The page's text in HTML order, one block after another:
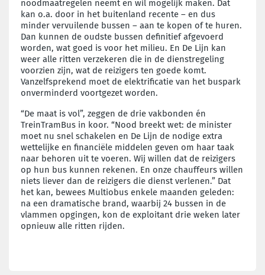
noodmaatregelen neemt en wil mogelijk maken. Dat
kan o.a. door in het buitenland recente – en dus
minder vervuilende bussen – aan te kopen of te huren.
Dan kunnen de oudste bussen definitief afgevoerd
worden, wat goed is voor het milieu. En De Lijn kan
weer alle ritten verzekeren die in de dienstregeling
voorzien zijn, wat de reizigers ten goede komt.
Vanzelfsprekend moet de elektrificatie van het buspark
onverminderd voortgezet worden.
“De maat is vol”, zeggen de drie vakbonden én
TreinTramBus in koor. “Nood breekt wet: de minister
moet nu snel schakelen en De Lijn de nodige extra
wettelijke en financiële middelen geven om haar taak
naar behoren uit te voeren. Wij willen dat de reizigers
op hun bus kunnen rekenen. En onze chauffeurs willen
niets liever dan de reizigers die dienst verlenen.” Dat
het kan, bewees Multiobus enkele maanden geleden:
na een dramatische brand, waarbij 24 bussen in de
vlammen opgingen, kon de exploitant drie weken later
opnieuw alle ritten rijden.